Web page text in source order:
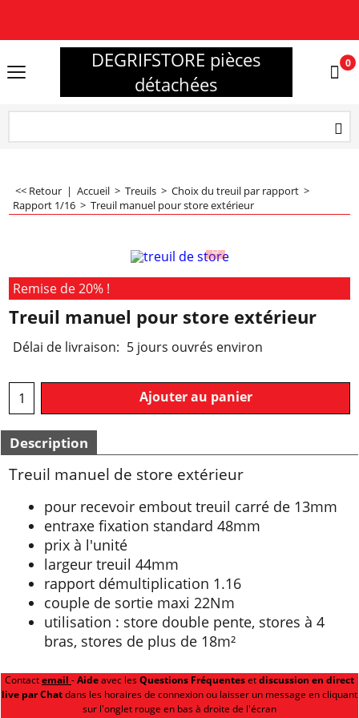
DEGRIFSTORE pièces
détachées
0
<< Retour | Accueil > Treuils > Choix du treuil par rapport >
Rapport 1/16 > Treuil manuel pour store extérieur
Remise de 20% !
Treuil manuel pour store extérieur
Délai de livraison: 5 jours ouvrés environ
Ajouter au panier
Description
Treuil manuel de store extérieur
pour recevoir embout treuil carré de 13mm
entraxe fixation standard 48mm
prix à l'unité
largeur treuil 44mm
rapport démultiplication 1.16
couple de sortie maxi 22Nm
utilisation : store double pente, stores à 4
bras, stores de plus de 18m²
Contactemail -Aideavec lesQuestions Fréquentesetdiscussion en direct
live parChatdans les horaires de connexion ou laisser un message en cliquant
sur l'onglet rouge en bas à droite de l'écran